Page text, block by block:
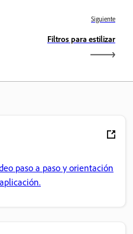
Siguiente
Filtros para estilizar
paso a paso y orientación